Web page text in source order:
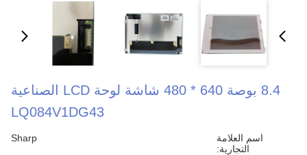
8.4 بوصة 640 * 480 شاشة لوحة LCD الصناعية
LQ084V1DG43
اسم العلامة
التجارية:
Sharp